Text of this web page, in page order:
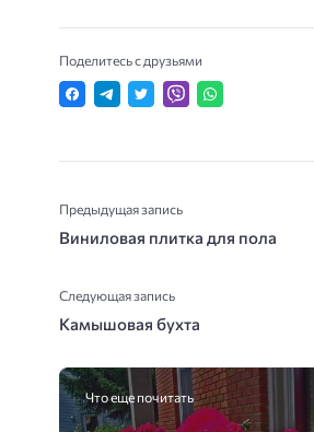
Поделитесь с друзьями
Предыдущая запись
Виниловая плитка для пола
Следующая запись
Камышовая бухта
Что еще почитать